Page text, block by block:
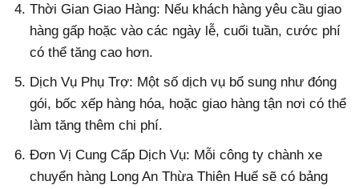
Thời Gian Giao Hàng: Nếu khách hàng yêu cầu giao
hàng gấp hoặc vào các ngày lễ, cuối tuần, cước phí
có thể tăng cao hơn.
Dịch Vụ Phụ Trợ: Một số dịch vụ bổ sung như đóng
gói, bốc xếp hàng hóa, hoặc giao hàng tận nơi có thể
làm tăng thêm chi phí.
Đơn Vị Cung Cấp Dịch Vụ: Mỗi công ty chành xe
chuyển hàng Long An Thừa Thiên Huế sẽ có bảng